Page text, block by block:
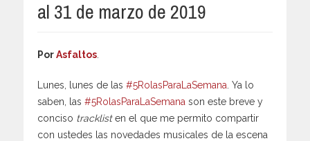
al 31 de marzo de 2019
PorAsfaltos
Lunes, lunes de las #5RolasParaLaSemana . Ya lo
saben, las #5RolasParaLaSemana son este breve y
conciso tracklisten el que me permito compartir
con ustedes las novedades musicales de la escena